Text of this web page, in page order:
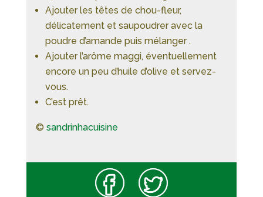
Ajouter les têtes de chou-fleur,
délicatement et saupoudrer avec la
poudre d’amande puis mélanger .
Ajouter l’arôme maggi, éventuellement
encore un peu d’huile d’olive et servez-
vous.
C’est prêt.
© sandrinhacuisine